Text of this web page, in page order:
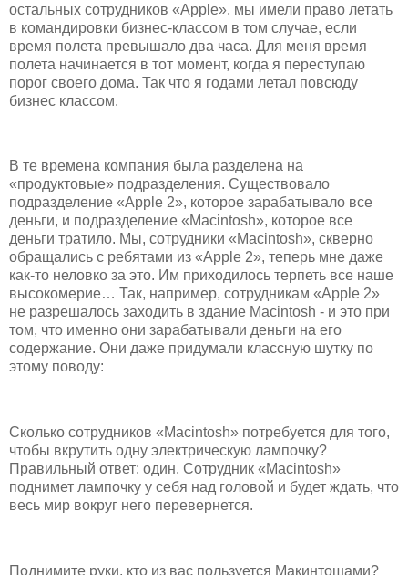
остальных сотрудников «Apple», мы имели право летать
в командировки бизнес-классом в том случае, если
время полета превышало два часа. Для меня время
полета начинается в тот момент, когда я переступаю
порог своего дома. Так что я годами летал повсюду
бизнес классом.
В те времена компания была разделена на
«продуктовые» подразделения. Существовало
подразделение «Apple 2», которое зарабатывало все
деньги, и подразделение «Macintosh», которое все
деньги тратило. Мы, сотрудники «Macintosh», скверно
обращались с ребятами из «Apple 2», теперь мне даже
как-то неловко за это. Им приходилось терпеть все наше
высокомерие… Так, например, сотрудникам «Apple 2»
не разрешалось заходить в здание Macintosh - и это при
том, что именно они зарабатывали деньги на его
содержание. Они даже придумали классную шутку по
этому поводу:
Сколько сотрудников «Macintosh» потребуется для того,
чтобы вкрутить одну электрическую лампочку?
Правильный ответ: один. Сотрудник «Macintosh»
поднимет лампочку у себя над головой и будет ждать, что
весь мир вокруг него перевернется.
Поднимите руки, кто из вас пользуется Макинтошами?